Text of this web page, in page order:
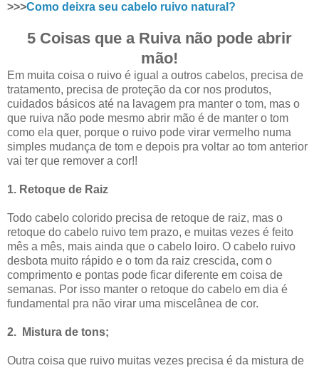
>>>Como deixra seu cabelo ruivo natural?
5 Coisas que a Ruiva não pode abrir
mão!
Em muita coisa o ruivo é igual a outros cabelos, precisa de
tratamento, precisa de proteção da cor nos produtos,
cuidados básicos até na lavagem pra manter o tom, mas o
que ruiva não pode mesmo abrir mão é de manter o tom
como ela quer, porque o ruivo pode virar vermelho numa
simples mudança de tom e depois pra voltar ao tom anterior
vai ter que remover a cor!!
1. Retoque de Raiz
Todo cabelo colorido precisa de retoque de raiz, mas o
retoque do cabelo ruivo tem prazo, e muitas vezes é feito
mês a mês, mais ainda que o cabelo loiro. O cabelo ruivo
desbota muito rápido e o tom da raiz crescida, com o
comprimento e pontas pode ficar diferente em coisa de
semanas. Por isso manter o retoque do cabelo em dia é
fundamental pra não virar uma miscelânea de cor.
2. Mistura de tons;
Outra coisa que ruivo muitas vezes precisa é da mistura de